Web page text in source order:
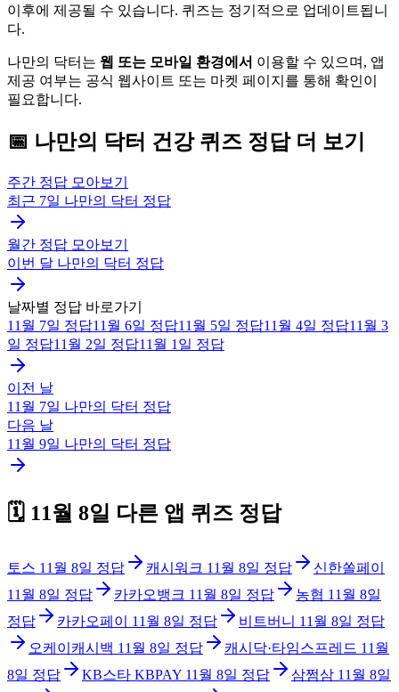
이후에 제공될 수 있습니다. 퀴즈는 정기적으로 업데이트됩니
다.
나만의 닥터는 웹 또는 모바일 환경에서 이용할 수 있으며, 앱
제공 여부는 공식 웹사이트 또는 마켓 페이지를 통해 확인이
필요합니다.
📅 나만의 닥터 건강 퀴즈 정답 더 보기
주간 정답 모아보기
최근 7일 나만의 닥터 정답
월간 정답 모아보기
이번 달 나만의 닥터 정답
날짜별 정답 바로가기
11월 7일 정답11월 6일 정답11월 5일 정답11월 4일 정답11월 3
일 정답11월 2일 정답11월 1일 정답
이전 날
11월 7일 나만의 닥터 정답
다음 날
11월 9일 나만의 닥터 정답
🗓️ 11월 8일 다른 앱 퀴즈 정답
토스 11월 8일 정답 캐시워크 11월 8일 정답
신한쏠페이
11월 8일 정답 카카오뱅크 11월 8일 정답 농협 11월 8일
정답
카카오페이 11월 8일 정답 비트버니 11월 8일 정답
오케이캐시백 11월 8일 정답 캐시닥·타임스프레드 11월
8일 정답 KB스타 KBPAY 11월 8일 정답 삼쩜삼 11월 8일